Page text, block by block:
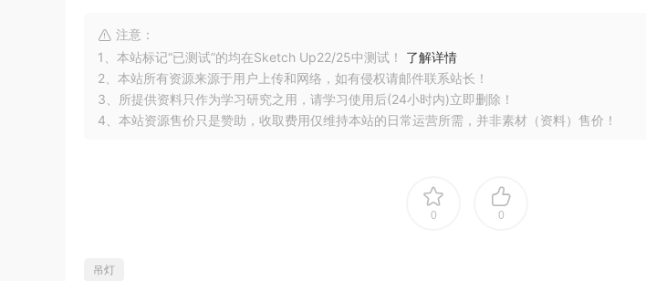
注意：
1、本站标记“已测试”的均在Sketch Up22/25中测试！ 了解详情
2、本站所有资源来源于用户上传和网络，如有侵权请邮件联系站长！
3、所提供资料只作为学习研究之用，请学习使用后(24小时内)立即删除！
4、本站资源售价只是赞助，收取费用仅维持本站的日常运营所需，并非素材（资料）售价！
0 0
吊灯